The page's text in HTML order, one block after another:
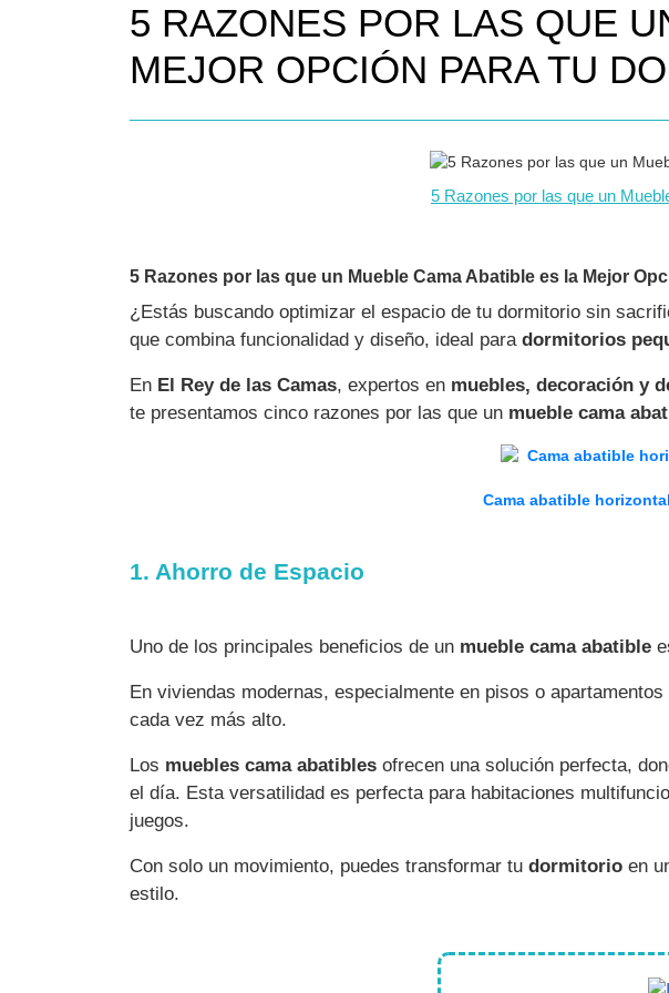
5 RAZONES POR LAS QUE
MEJOR OPCIÓN PARA TU
5 Razones por las que un
5 Razones por las que un Mueble Cama Abatible es la Mejor
¿Estás buscando optimizar el espacio de tu dormitorio sin
que combina funcionalidad y diseño, ideal para dormitorios
En El Rey de las Camas, expertos en muebles, decoración y
te presentamos cinco razones por las que un mueble cama
Cama abatible
1. Ahorro de Espacio
Uno de los principales beneficios de un mueble cama abatible
En viviendas modernas, especialmente en pisos o
cada vez más alto.
Los muebles cama abatibles ofrecen una solución perfecta,
el día. Esta versatilidad es perfecta para habitaciones
juegos.
Con solo un movimiento, puedes transformar tu dormitorio en
estilo.